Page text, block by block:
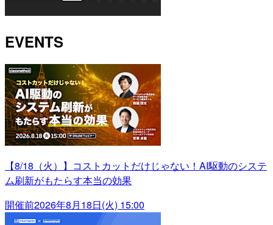
EVENTS
【8/18（火）】コストカットだけじゃない！AI駆動のシステ
ム刷新がもたらす本当の効果
開催前2026年8月18日(火) 15:00